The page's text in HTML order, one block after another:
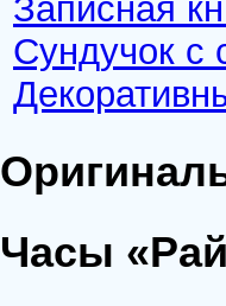
Записная
Сундучок с
Часы